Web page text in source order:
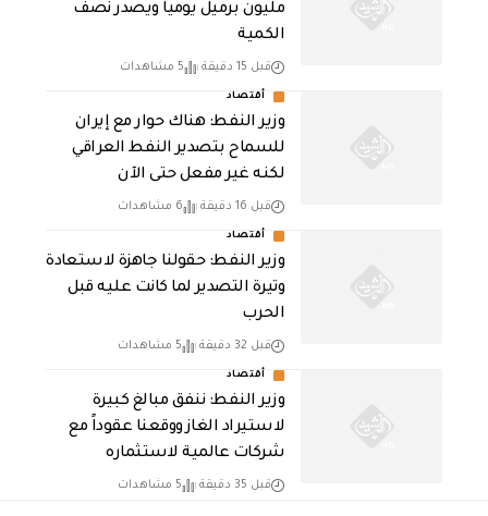
مليون برميل يومياً ويصدر نصف
الكمية
قبل 15 دقيقة 5 مشاهدات
أقتصاد
وزير النفط: هناك حوار مع إيران
للسماح بتصدير النفط العراقي
لكنه غير مفعل حتى الآن
قبل 16 دقيقة 6 مشاهدات
أقتصاد
وزير النفط: حقولنا جاهزة لاستعادة
وتيرة التصدير لما كانت عليه قبل
الحرب
قبل 32 دقيقة 5 مشاهدات
أقتصاد
وزير النفط: ننفق مبالغ كبيرة
لاستيراد الغاز ووقعنا عقوداً مع
شركات عالمية لاستثماره
قبل 35 دقيقة 5 مشاهدات